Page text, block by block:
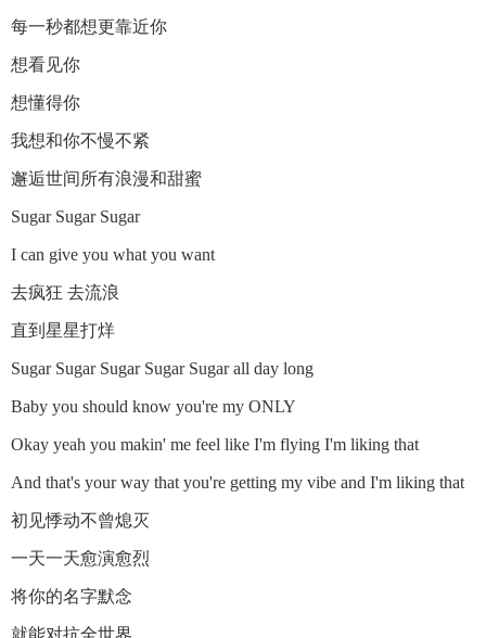
每一秒都想更靠近你
想看见你
想懂得你
我想和你不慢不紧
邂逅世间所有浪漫和甜蜜
Sugar Sugar Sugar
I can give you what you want
去疯狂 去流浪
直到星星打烊
Sugar Sugar Sugar Sugar Sugar all day long
Baby you should know you're my ONLY
Okay yeah you makin' me feel like I'm flying I'm liking that
And that's your way that you're getting my vibe and I'm liking that
初见悸动不曾熄灭
一天一天愈演愈烈
将你的名字默念
就能对抗全世界